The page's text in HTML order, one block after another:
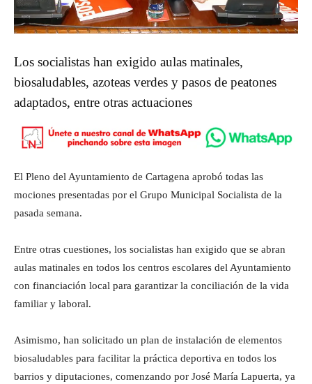
Los socialistas han exigido aulas matinales,
biosaludables, azoteas verdes y pasos de peatones
adaptados, entre otras actuaciones
El Pleno del Ayuntamiento de Cartagena aprobó todas las
mociones presentadas por el Grupo Municipal Socialista de la
pasada semana.
Entre otras cuestiones, los socialistas han exigido que se abran
aulas matinales en todos los centros escolares del Ayuntamiento
con financiación local para garantizar la conciliación de la vida
familiar y laboral.
Asimismo, han solicitado un plan de instalación de elementos
biosaludables para facilitar la práctica deportiva en todos los
barrios y diputaciones, comenzando por José María Lapuerta, ya